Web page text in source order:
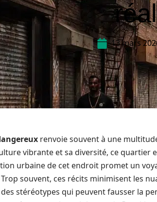
13 mars
renvoie souvent à une
vibrante et sa diversité, ce quartier
urbaine de cet endroit promet un
souvent, ces récits minimisent les
stéréotypes qui peuvent fausser la